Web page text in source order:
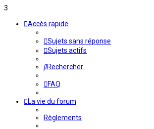
3
Accès rapide
Sujets sans réponse
Sujets actifs
Rechercher
FAQ
La vie du forum
Règlements